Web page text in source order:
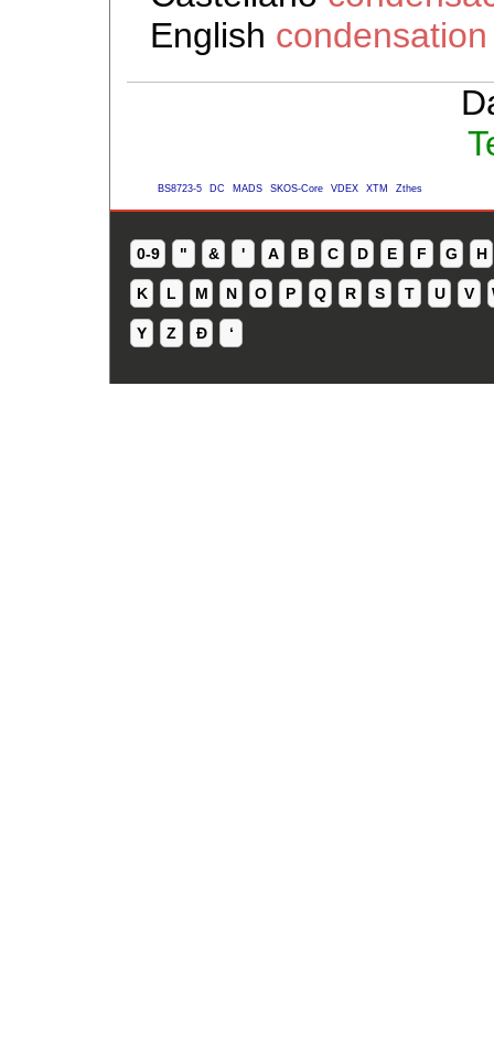
English condensation
BS8723-5 DC MADS SKOS-Core VDEX XTM Zthes
0-9 " & ' A B C D E F G H
K L M N O P Q R S T U V
Y Z Ð ʻ